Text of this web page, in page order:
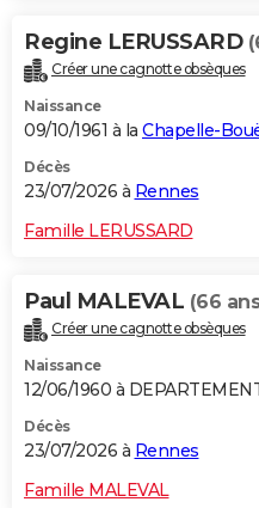
Regine LERUSSARD
Créer une cagnotte obsèques
Naissance
09/10/1961 à la Chapelle-
Décès
23/07/2026 à Rennes
Famille LERUSSARD
Paul MALEVAL (66
Créer une cagnotte obsèques
Naissance
12/06/1960 à
Décès
23/07/2026 à Rennes
Famille MALEVAL